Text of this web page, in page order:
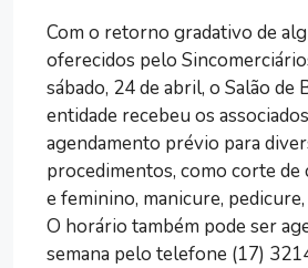
Com o retorno gradativo de
oferecidos pelo
sábado, 24 de abril, o Salão de
entidade recebeu os
agendamento prévio para
procedimentos, como corte de
e feminino, manicure,
O horário também pode ser
semana pelo telefone (17)